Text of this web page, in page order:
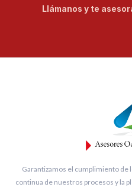
Llámanos y te
Garantizamos el cumplimiento
continua de nuestros procesos y la